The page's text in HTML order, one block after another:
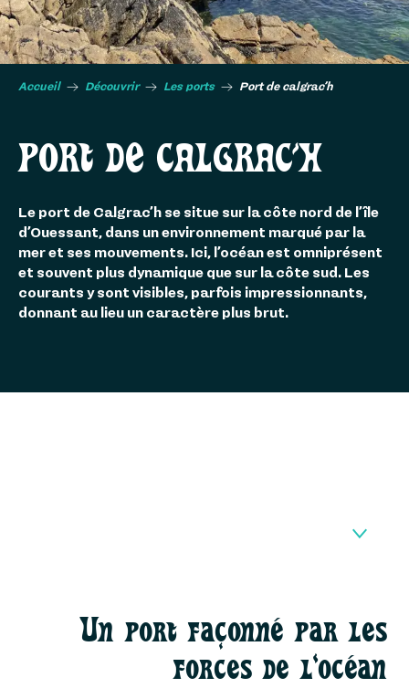
Accueil Découvrir Les ports Port de calgrac’h
PORT DE CALGRAC’H
Le port de Calgrac’h se situe sur la côte nord de l’île
d’Ouessant, dans un environnement marqué par la
mer et ses mouvements. Ici, l’océan est omniprésent
et souvent plus dynamique que sur la côte sud. Les
courants y sont visibles, parfois impressionnants,
donnant au lieu un caractère plus brut.
UN PORT FAÇONNÉ PAR
LES FORCES DE L'OCÉAN
LE LIEN PRIVILÉGIÉ AVEC
Un port façonné par les
forces de l'océan